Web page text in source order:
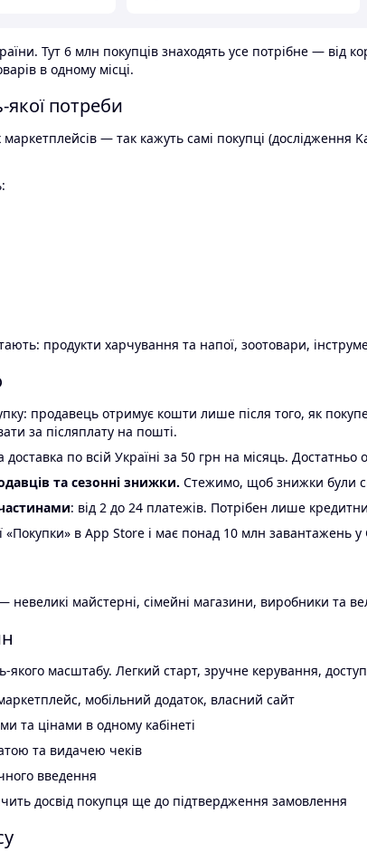
Тут 6 млн покупців знаходять усе потрібне — від
в одному місці.
потреби
— так кажуть самі покупці (дослідження
продукти харчування та напої, зоотовари,
продавець отримує кошти лише після того, як
за післяплату на пошті.
по всій Україні за 50 грн на місяць. Достатньо
та сезонні знижки. Стежимо, щоб знижки були
: від 2 до 24 платежів. Потрібен лише
«Покупки» в App Store і має понад 10 млн завантажень
невеликі майстерні, сімейні магазини, виробники та
масштабу. Легкий старт, зручне керування,
мобільний додаток, власний сайт
та цінами в одному кабінеті
та видачею чеків
введення
досвід покупця ще до підтвердження замовлення